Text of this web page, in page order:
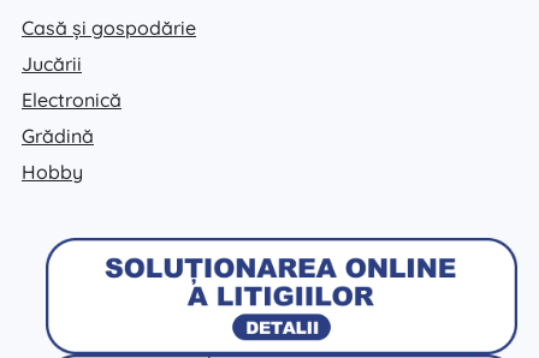
Casă și gospodărie
Jucării
Electronică
Grădină
Hobby